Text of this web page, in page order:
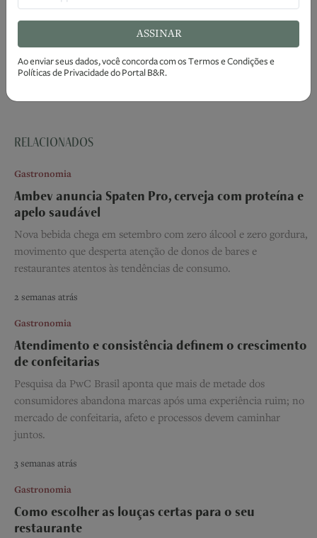
TAGS
RELACIONADOS
Gastronomia
Ambev anuncia Spaten Pro, cerveja com proteína e
apelo saudável
Nova bebida chega em setembro com zero álcool e zero gordura,
movimento que desperta atenção de donos de bares e
restaurantes atentos às tendências de consumo.
2 semanas atrás
Gastronomia
Atendimento e consistência definem o crescimento
de confeitarias
Pesquisa da PwC Brasil aponta que mais de metade dos
consumidores abandona marcas após uma experiência ruim; no
mercado de confeitaria, afeto e processos devem caminhar
juntos.
3 semanas atrás
Gastronomia
Como escolher as louças certas para o seu
restaurante
ASSINAR
Ao enviar seus dados, você concorda com osTermos e Condiçõese
Políticas de Privacidadedo Portal B&R.